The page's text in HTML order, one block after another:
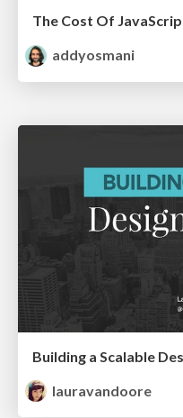
The Cost Of
addyosmani
Building a Scalable
lauravandoore